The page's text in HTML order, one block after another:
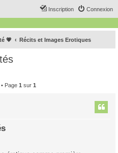
Connexion
Inscription
💗 Récits et Images Erotiques
Page 1 sur 1